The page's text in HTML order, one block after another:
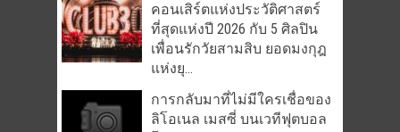
คอนเสิร์ตแห่งประวัติศาสตร์
ที่สุดแห่งปี 2026 กับ 5 ศิลปิน
เพื่อนรักวัยสามสิบ ยอดมงกุฎ
แห่งยุ...
การกลับมาที่ไม่มีใครเชื่อของ
ลิโอเนล เมสซี่ บนเวทีฟุตบอล